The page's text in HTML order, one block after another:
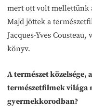
mert ott volt mellettünk
Majd jöttek a
Jacques-Yves
könyv.
A természet közelsége,
természetfilmek világa
gyermekkorodban?